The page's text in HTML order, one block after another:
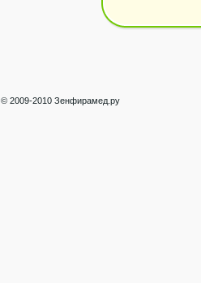
© 2009-2010 Зенфирамед.ру